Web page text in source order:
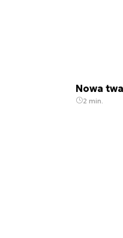
Nowa
2 min.